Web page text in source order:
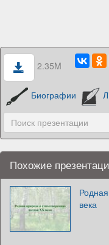
2.35M
Биографии
Похожие
века